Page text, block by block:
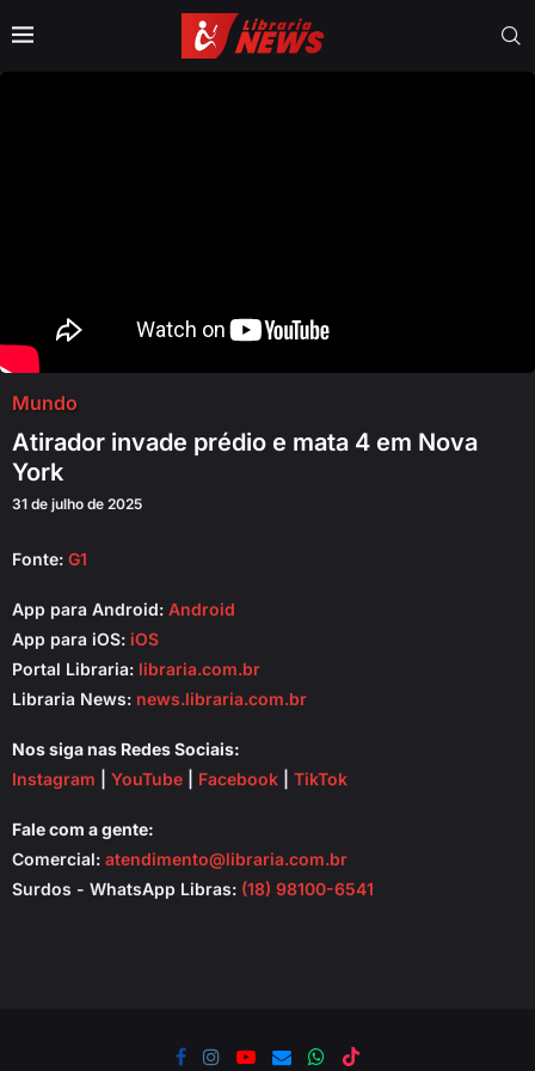
Mundo
Atirador invade prédio e mata 4 em Nova
York
31 de julho de 2025
Fonte: G1
App para Android: Android
App para iOS: iOS
Portal Libraria: libraria.com.br
Libraria News: news.libraria.com.br
Nos siga nas Redes Sociais:
Instagram
YouTube Facebook TikTok
Fale com a gente:
Comercial: atendimento@libraria.com.br
Surdos - WhatsApp Libras: (18) 98100-6541